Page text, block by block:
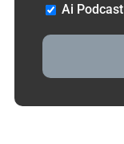
Ai Podcast